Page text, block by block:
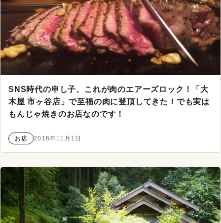
SNS時代の申し子、これが肉のエアーズロック！「大
木屋 市ヶ谷店」で至福の肉に登頂してきた！でも実は
もんじゃ焼きのお店なのです！
お店 2016年11月1日